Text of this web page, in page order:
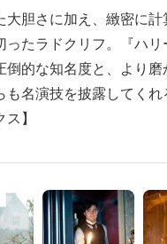
大胆さに加え、緻密に
ったラドクリフ。『ハ
倒的な知名度と、より
も名演技を披露してくれ
ス】